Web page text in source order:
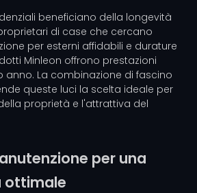
beneficiano della longevità
di case che cercano
per esterni affidabili e durature
Minleon offrono prestazioni
La combinazione di fascino
queste luci la scelta ideale per
proprietà e l'attrattiva del
per una
ottimale